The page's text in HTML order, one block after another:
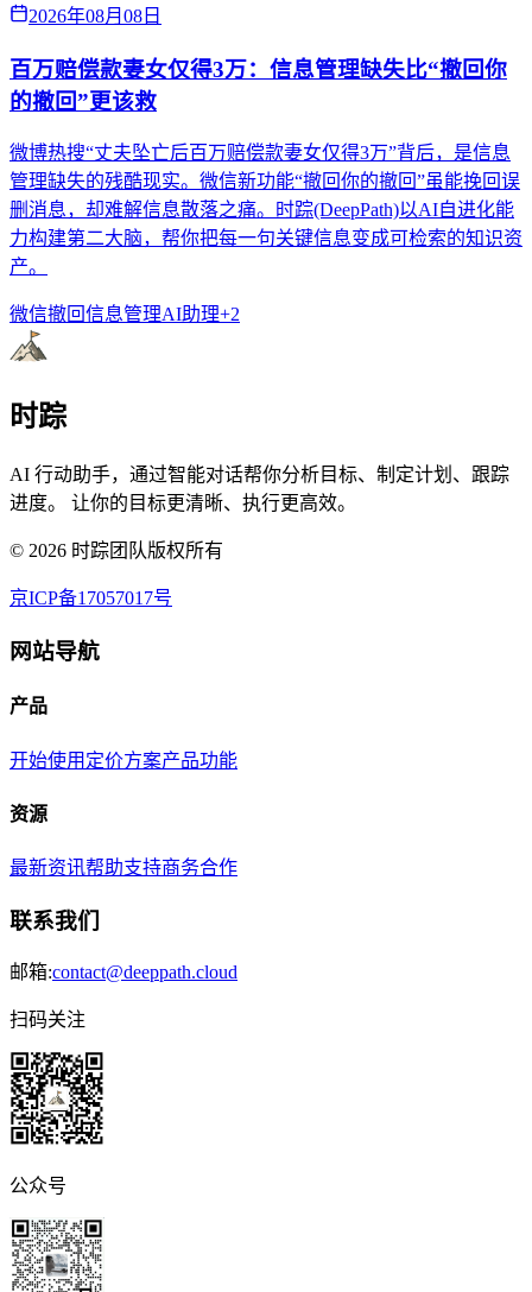
2026年08月08日
百万赔偿款妻女仅得3万：信息管理缺失比“撤回你
的撤回”更该救
微博热搜“丈夫坠亡后百万赔偿款妻女仅得3万”背后，是信息
管理缺失的残酷现实。微信新功能“撤回你的撤回”虽能挽回误
删消息，却难解信息散落之痛。时踪(DeepPath)以AI自进化能
力构建第二大脑，帮你把每一句关键信息变成可检索的知识资
产。
微信撤回信息管理AI助理+2
时踪
AI 行动助手，通过智能对话帮你分析目标、制定计划、跟踪
进度。 让你的目标更清晰、执行更高效。
© 2026 时踪团队版权所有
京ICP备17057017号
网站导航
产品
开始使用 定价方案产品功能
资源
最新资讯帮助支持商务合作
联系我们
邮箱:contact@deeppath.cloud
扫码关注
公众号